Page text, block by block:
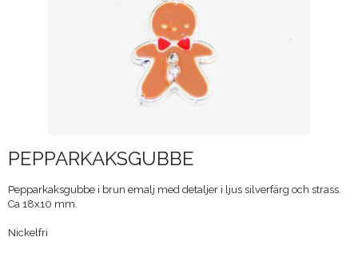
PEPPARKAKSGUBBE
Pepparkaksgubbe i brun emalj med detaljer i ljus silverfärg och strass.
Ca 18x10 mm.
Nickelfri